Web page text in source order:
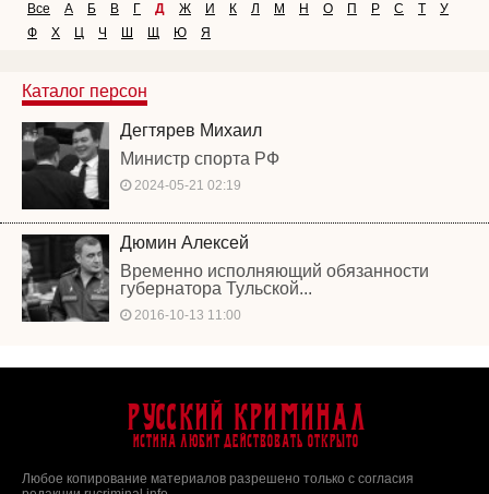
Все
А Б В Г Д Ж И К Л М Н О П Р С Т
У
Ф
Х Ц Ч Ш Щ Ю Я
Каталог персон
Дегтярев Михаил
Министр спорта РФ
2024-05-21 02:19
Дюмин Алексей
Временно исполняющий обязанности
губернатора Тульской...
2016-10-13 11:00
Русский Криминал
Истина любит действовать открыто
Любое копирование материалов разрешено только с согласия